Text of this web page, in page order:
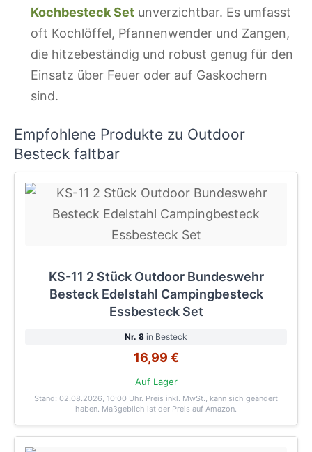
Kochbesteck Set unverzichtbar. Es umfasst
oft Kochlöffel, Pfannenwender und Zangen,
die hitzebeständig und robust genug für den
Einsatz über Feuer oder auf Gaskochern
sind.
Empfohlene Produkte zu Outdoor
Besteck faltbar
KS-11 2 Stück Outdoor Bundeswehr
Besteck Edelstahl Campingbesteck
Essbesteck Set
Nr. 8 in Besteck
16,99 €
Auf Lager
Stand: 02.08.2026, 10:00 Uhr. Preis inkl. MwSt., kann sich geändert
haben. Maßgeblich ist der Preis auf Amazon.